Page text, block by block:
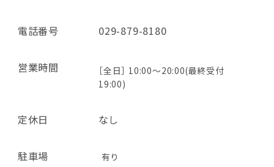
電話番号 029-879-8180
営業時間
［全日］ 10:00～20:00(最終受付
19:00)
定休日 なし
駐車場 有り